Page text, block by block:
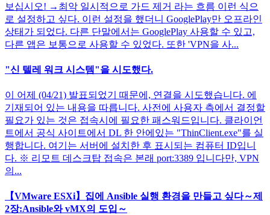
보십시오! →최악 일시적으로 가드 제거 라는 흐름 이런 식으
로 설정하고 싶다. 이런 설정을 했더니 GooglePlay만 오프라인
상태가 되었다. 다른 단말에서는 GooglePlay 사용할 수 있고,
다른 앱은 보통으로 사용할 수 있었다. 또한 'VPN을 사...
"신 텔레 워크 시스템"을 시도했다.
이 어제 (04/21) 발표되었기 때문에, 연결을 시도했습니다. 에
기재되어 있는 내용을 따릅니다. 사전에 사용자 측에서 결정할
필요가 있는 것은 접속시에 필요한 패스워드입니다. 클라이언
트에서 공식 사이트에서 DL 한 안에있는 "ThinClient.exe"를 실
행합니다. 여기는 서버에 설치한 후 표시되는 컴퓨터 ID입니
다. ※ 리모트 데스크탑 접속은 본래 port:3389 입니다만, VPN
의...
【VMware ESXi】집에 Ansible 실행 환경을 만들고 싶다～제
2장:Ansible와 vMX의 도입～